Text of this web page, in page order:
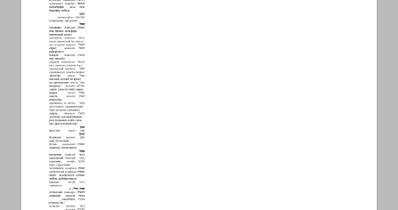
иврите
арамейском.
Поговорки
пословицы
транскрипцией